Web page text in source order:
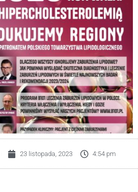
23 listopada, 2023 4:54 pm